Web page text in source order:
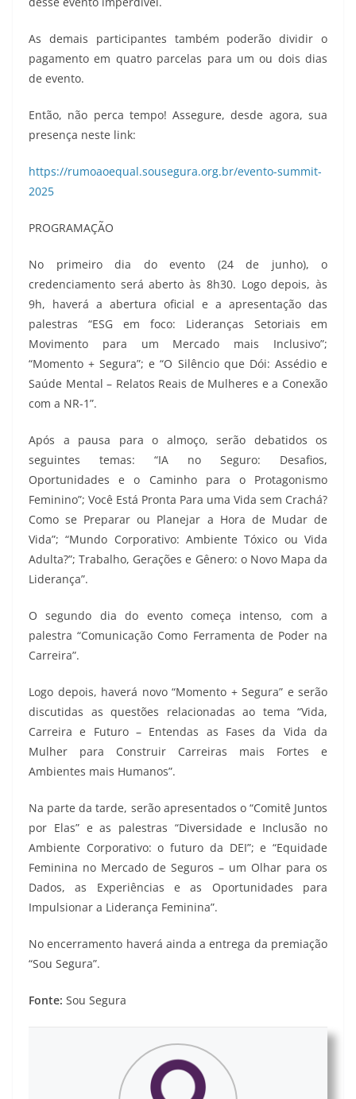
As demais participantes também poderão dividir o
pagamento em quatro parcelas para um ou dois dias
de evento.
Então, não perca tempo! Assegure, desde agora, sua
presença neste link:
https://rumoaoequal.sousegura.org.br/evento-summit-
2025
PROGRAMAÇÃO
No primeiro dia do evento (24 de junho), o
credenciamento será aberto às 8h30. Logo depois, às
9h, haverá a abertura oficial e a apresentação das
palestras “ESG em foco: Lideranças Setoriais em
Movimento para um Mercado mais Inclusivo”;
“Momento + Segura”; e “O Silêncio que Dói: Assédio e
Saúde Mental – Relatos Reais de Mulheres e a Conexão
com a NR-1”.
Após a pausa para o almoço, serão debatidos os
seguintes temas: “IA no Seguro: Desafios,
Oportunidades e o Caminho para o Protagonismo
Feminino”; Você Está Pronta Para uma Vida sem Crachá?
Como se Preparar ou Planejar a Hora de Mudar de
Vida”; “Mundo Corporativo: Ambiente Tóxico ou Vida
Adulta?”; Trabalho, Gerações e Gênero: o Novo Mapa da
Liderança”.
O segundo dia do evento começa intenso, com a
palestra “Comunicação Como Ferramenta de Poder na
Carreira”.
Logo depois, haverá novo “Momento + Segura” e serão
discutidas as questões relacionadas ao tema “Vida,
Carreira e Futuro – Entendas as Fases da Vida da
Mulher para Construir Carreiras mais Fortes e
Ambientes mais Humanos”.
Na parte da tarde, serão apresentados o “Comitê Juntos
por Elas” e as palestras “Diversidade e Inclusão no
Ambiente Corporativo: o futuro da DEI”; e “Equidade
Feminina no Mercado de Seguros – um Olhar para os
Dados, as Experiências e as Oportunidades para
Impulsionar a Liderança Feminina”.
No encerramento haverá ainda a entrega da premiação
“Sou Segura”.
Fonte: Sou Segura